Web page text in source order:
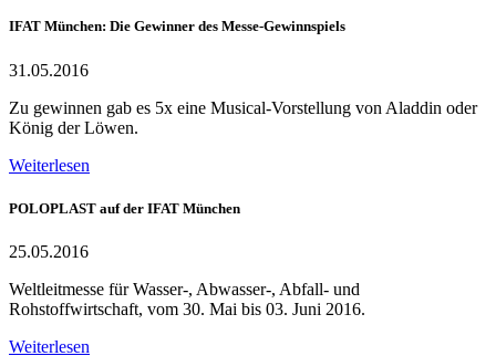
IFAT München: Die Gewinner des Messe-Gewinnspiels
31.05.2016
Zu gewinnen gab es 5x eine Musical-Vorstellung von Aladdin oder
König der Löwen.
Weiterlesen
POLOPLAST auf der IFAT München
25.05.2016
Weltleitmesse für Wasser-, Abwasser-, Abfall- und
Rohstoffwirtschaft, vom 30. Mai bis 03. Juni 2016.
Weiterlesen